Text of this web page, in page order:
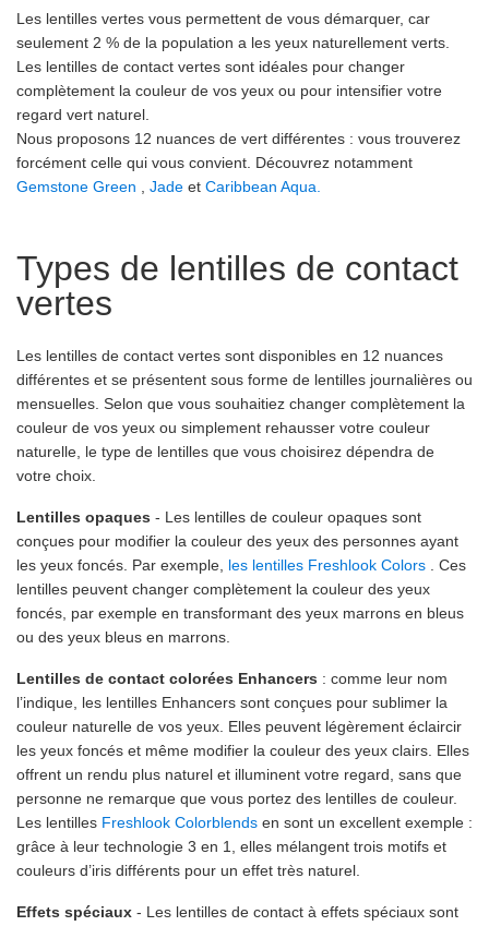
Les lentilles vertes vous permettent de vous démarquer, car
seulement 2 % de la population a les yeux naturellement verts.
Les lentilles de contact vertes sont idéales pour changer
complètement la couleur de vos yeux ou pour intensifier votre
regard vert naturel.
Nous proposons 12 nuances de vert différentes : vous trouverez
forcément celle qui vous convient. Découvrez notamment
Gemstone Green
Jade et Caribbean Aqua.
Types de lentilles de contact
vertes
Les lentilles de contact vertes sont disponibles en 12 nuances
différentes et se présentent sous forme de lentilles journalières ou
mensuelles. Selon que vous souhaitiez changer complètement la
couleur de vos yeux ou simplement rehausser votre couleur
naturelle, le type de lentilles que vous choisirez dépendra de
votre choix.
Lentilles opaques - Les lentilles de couleur opaques sont
conçues pour modifier la couleur des yeux des personnes ayant
les yeux foncés. Par exemple, les lentilles Freshlook Colors . Ces
lentilles peuvent changer complètement la couleur des yeux
foncés, par exemple en transformant des yeux marrons en bleus
ou des yeux bleus en marrons.
Lentilles de contact colorées Enhancers : comme leur nom
l’indique, les lentilles Enhancers sont conçues pour sublimer la
couleur naturelle de vos yeux. Elles peuvent légèrement éclaircir
les yeux foncés et même modifier la couleur des yeux clairs. Elles
offrent un rendu plus naturel et illuminent votre regard, sans que
personne ne remarque que vous portez des lentilles de couleur.
Les lentilles Freshlook Colorblends en sont un excellent exemple :
grâce à leur technologie 3 en 1, elles mélangent trois motifs et
couleurs d’iris différents pour un effet très naturel.
Effets spéciaux - Les lentilles de contact à effets spéciaux sont